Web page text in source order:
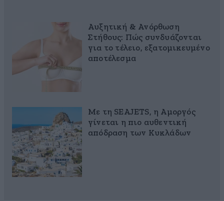
Αυξητική & Ανόρθωση
Στήθους: Πώς συνδυάζονται
για το τέλειο, εξατομικευμένο
αποτέλεσμα
Με τη SEAJETS, η Αμοργός
γίνεται η πιο αυθεντική
απόδραση των Κυκλάδων